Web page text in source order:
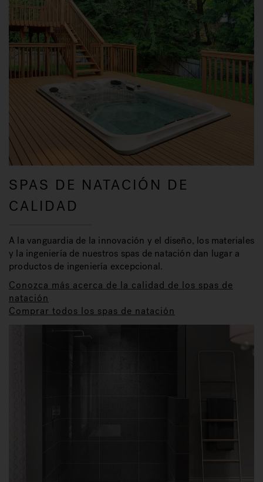
SPAS DE NATACIÓN DE
CALIDAD
A la vanguardia de la innovación y el diseño, los materiales
y la ingeniería de nuestros spas de natación dan lugar a
productos de ingeniería excepcional.
Conozca más acerca de la calidad de los spas de
natación
Comprar todos los spas de natación